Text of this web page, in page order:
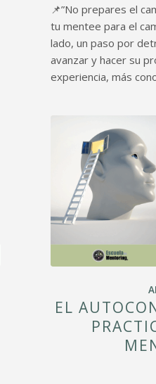
📌”No prepares el
tu mentee para el
lado, un paso por
avanzar y hacer su
experiencia, más
EL